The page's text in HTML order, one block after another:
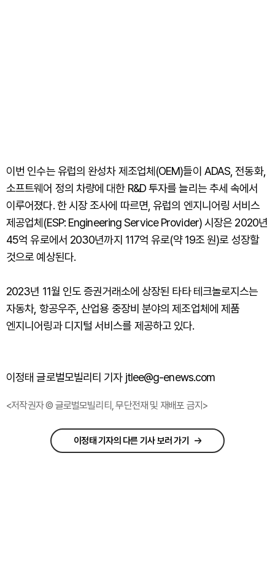
이번 인수는 유럽의 완성차 제조업체(OEM)들이 ADAS, 전동화,
소프트웨어 정의 차량에 대한 R&D 투자를 늘리는 추세 속에서
이루어졌다. 한 시장 조사에 따르면, 유럽의 엔지니어링 서비스
제공업체(ESP: Engineering Service Provider) 시장은 2020년
45억 유로에서 2030년까지 117억 유로(약 19조 원)로 성장할
것으로 예상된다.
2023년 11월 인도 증권거래소에 상장된 타타 테크놀로지스는
자동차, 항공우주, 산업용 중장비 분야의 제조업체에 제품
엔지니어링과 디지털 서비스를 제공하고 있다.
이정태 글로벌모빌리티 기자 jtlee@g-enews.com
<저작권자 © 글로벌모빌리티, 무단전재 및 재배포 금지>
이정태 기자의 다른 기사 보러 가기